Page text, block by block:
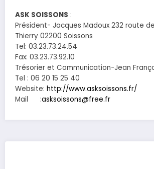
ASK SOISSONS :
Président- Jacques Madoux 232 route
Thierry 02200 Soissons
Tel: 03.23.73.24.54
Fax: 03.23.73.92.10
Trésorier et Communication-Jean
Tel : 06 20 15 25 40
Website: http://www.asksoissons.fr/
Mail :asksoissons@free.fr